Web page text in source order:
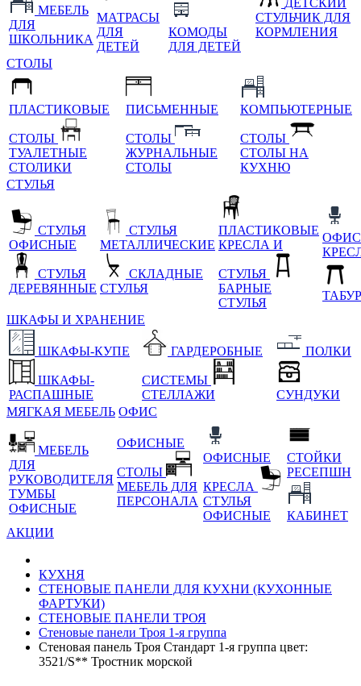
МЕБЕЛЬ
ДЛЯ
ШКОЛЬНИКА
МАТРАСЫ
ДЛЯ
ДЕТЕЙ
КОМОДЫ
ДЛЯ ДЕТЕЙ
ДЕТСКИЙ
СТУЛЬЧИК ДЛЯ
КОРМЛЕНИЯ
СТОЛЫ
ПЛАСТИКОВЫЕ
СТОЛЫ
ТУАЛЕТНЫЕ
СТОЛИКИ
ПИСЬМЕННЫЕ
СТОЛЫ
ЖУРНАЛЬНЫЕ
СТОЛЫ
КОМПЬЮТЕРНЫЕ
СТОЛЫ
СТОЛЫ НА
КУХНЮ
СТУЛЬЯ
СТУЛЬЯ
ОФИСНЫЕ
СТУЛЬЯ
ДЕРЕВЯННЫЕ
СТУЛЬЯ
МЕТАЛЛИЧЕСКИЕ
СКЛАДНЫЕ
СТУЛЬЯ
ПЛАСТИКОВЫЕ
КРЕСЛА И
СТУЛЬЯ
БАРНЫЕ
СТУЛЬЯ
ШКАФЫ И ХРАНЕНИЕ
ШКАФЫ-КУПЕ
ШКАФЫ-
РАСПАШНЫЕ
ГАРДЕРОБНЫЕ
СИСТЕМЫ
СТЕЛЛАЖИ
ПОЛКИ
СУНДУКИ
МЯГКАЯ МЕБЕЛЬ ОФИС
МЕБЕЛЬ
ДЛЯ
РУКОВОДИТЕЛЯ
ТУМБЫ
ОФИСНЫЕ
ОФИСНЫЕ
СТОЛЫ
МЕБЕЛЬ ДЛЯ
ПЕРСОНАЛА
ОФИСНЫЕ
КРЕСЛА
СТУЛЬЯ
ОФИСНЫЕ
СТОЙКИ
РЕСЕПШН
КАБИНЕТ
АКЦИИ
КУХНЯ
СТЕНОВЫЕ ПАНЕЛИ ДЛЯ КУХНИ (КУХОННЫЕ
ФАРТУКИ)
СТЕНОВЫЕ ПАНЕЛИ ТРОЯ
Стеновые панели Троя 1-я группа
Стеновая панель Троя Стандарт 1-я группа цвет:
3521/S** Тростник морской